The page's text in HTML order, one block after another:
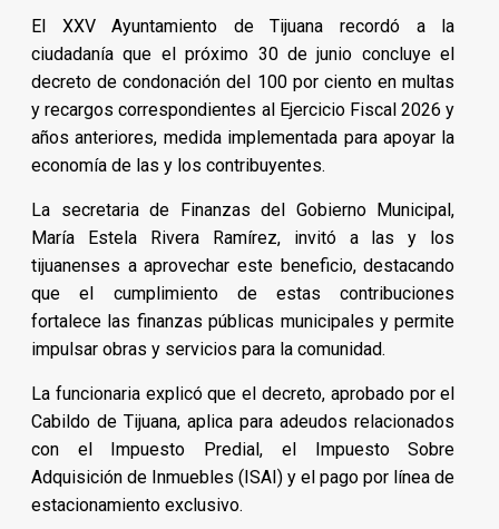
El XXV Ayuntamiento de Tijuana recordó a la
ciudadanía que el próximo 30 de junio concluye el
decreto de condonación del 100 por ciento en multas
y recargos correspondientes al Ejercicio Fiscal 2026 y
años anteriores, medida implementada para apoyar la
economía de las y los contribuyentes.
La secretaria de Finanzas del Gobierno Municipal,
María Estela Rivera Ramírez, invitó a las y los
tijuanenses a aprovechar este beneficio, destacando
que el cumplimiento de estas contribuciones
fortalece las finanzas públicas municipales y permite
impulsar obras y servicios para la comunidad.
La funcionaria explicó que el decreto, aprobado por el
Cabildo de Tijuana, aplica para adeudos relacionados
con el Impuesto Predial, el Impuesto Sobre
Adquisición de Inmuebles (ISAI) y el pago por línea de
estacionamiento exclusivo.